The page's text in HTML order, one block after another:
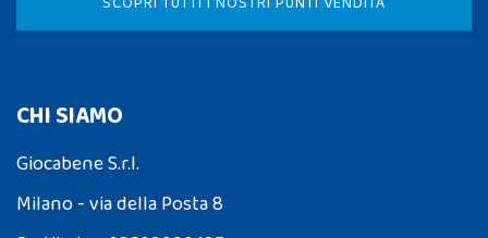
CHI SIAMO
Giocabene S.r.l.
Milano - via della Posta 8